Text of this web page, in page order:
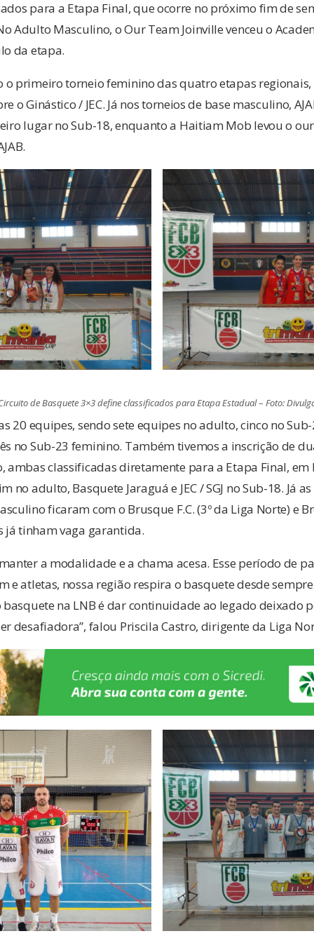
para a Etapa Final, que ocorre no próximo fim de
Adulto Masculino, o Our Team Joinville venceu o
da etapa.
primeiro torneio feminino das quatro etapas regionais,
o Ginástico / JEC. Já nos torneios de base masculino,
lugar no Sub-18, enquanto a Haitiam Mob levou o
de Basquete 3×3 define classificados para Etapa Estadual– Foto:
20 equipes, sendo sete equipes no adulto, cinco no
no Sub-23 feminino. Também tivemos a inscrição de
ambas classificadas diretamente para a Etapa Final, em
no adulto, Basquete Jaraguá e JEC / SGJ no Sub-18. Já
ficaram com o Brusque F.C. (3º da Liga Norte) e
já tinham vaga garantida.
a modalidade e a chama acesa. Esse período de
e atletas, nossa região respira o basquete desde
na LNB é dar continuidade ao legado deixado
desafiadora”, falou Priscila Castro, dirigente da Liga